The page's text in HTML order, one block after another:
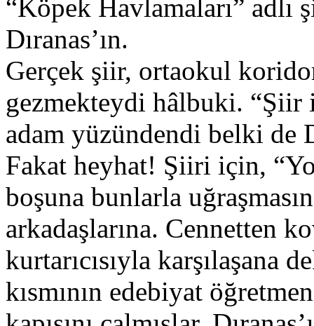
“Köpek Havlamaları” adlı
Dıranas’ın.
Gerçek şiir, ortaokul
gezmekteydi hâlbuki.
adam yüzündendi belki de
Fakat heyhat! Şiiri için,
boşuna bunlarla
arkadaşlarına. Cennetten
kurtarıcısıyla karşılaşana
kısmının edebiyat